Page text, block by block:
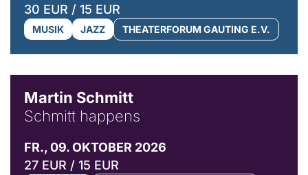
30 EUR / 15 EUR
MUSIK JAZZ THEATERFORUM GAUTING E.V.
Martin Schmitt
Schmitt happens
FR., 09. OKTOBER 2026
27 EUR / 15 EUR